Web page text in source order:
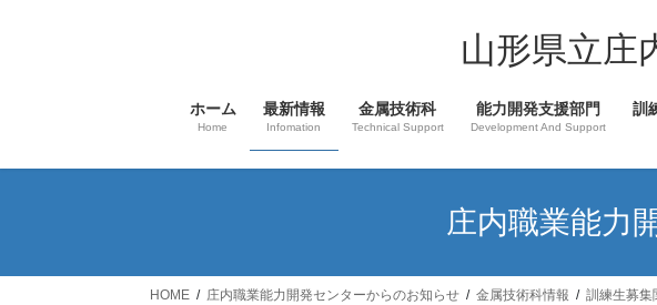
ス
ン
山形県立庄
ホーム
Home
最新情報
Infomation
金属技術科
Technical Support
能力開発支援部門
Development And Support
訓
庄内職業能力
HOME 庄内職業能力開発センターからのお知らせ 金属技術科情報 訓練生募集